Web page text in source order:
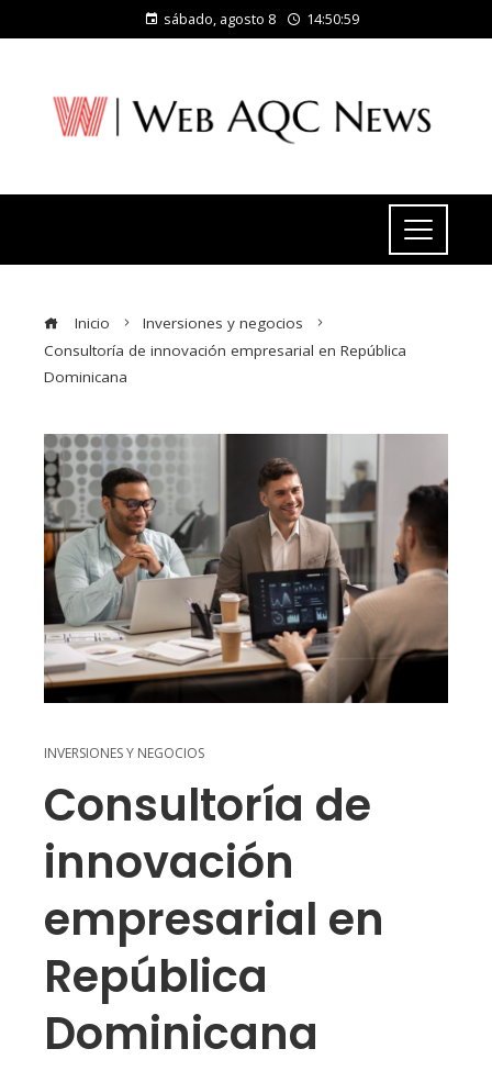
sábado, agosto 8 14:51:00
Inicio
Inversiones y negocios
Consultoría de innovación empresarial en República
Dominicana
INVERSIONES Y NEGOCIOS
Consultoría de
innovación
empresarial en
República
Dominicana